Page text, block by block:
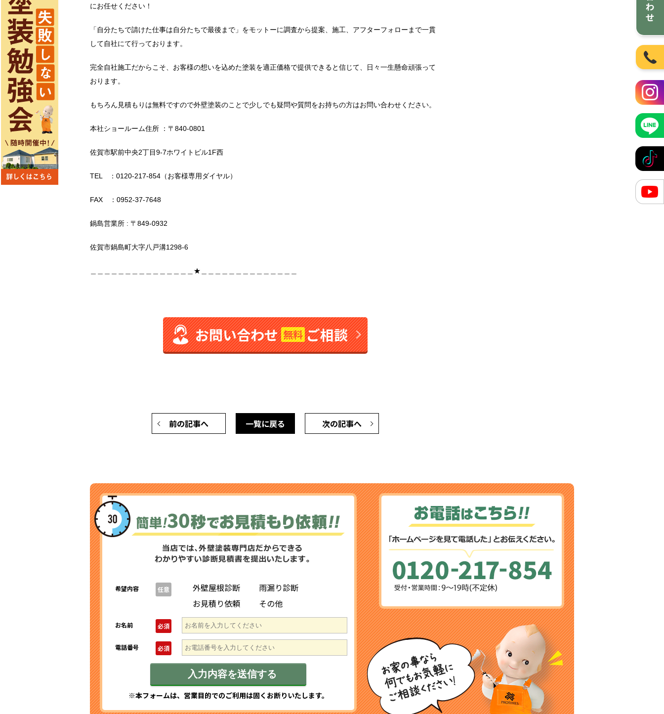
にお任せください！
「自分たちで請けた仕事は自分たちで最後まで」をモットーに調査から提案、施工、アフターフォローまで一貫
して自社にて行っております。
完全自社施工だからこそ、お客様の想いを込めた塗装を適正価格で提供できると信じて、日々一生懸命頑張って
おります。
もちろん見積もりは無料ですので外壁塗装のことで少しでも疑問や質問をお持ちの方はお問い合わせください。
本社ショールーム住所 ：〒840-0801
佐賀市駅前中央2丁目9-7ホワイトビル1F西
TEL ：0120-217-854（お客様専用ダイヤル）
FAX ：0952-37-7648
鍋島営業所 : 〒849-0932
佐賀市鍋島町大字八戸溝1298-6
＿＿＿＿＿＿＿＿＿＿＿＿＿＿＿★＿＿＿＿＿＿＿＿＿＿＿＿＿＿
お問い合わせ無料 ご相談
前の記事へ 次の記事へ
一覧に戻る
希望内容 任意 外壁屋根診断
雨漏り診断
お見積り依頼
その他
お名前 必須
電話番号 必須
※本フォームは、営業目的でのご利用は固くお断りいたします。